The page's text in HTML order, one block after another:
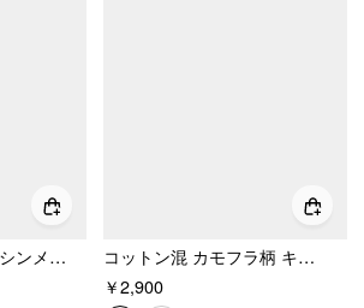
コットンブレンド アシンメトリーネック オーバーサイズ クロップT
コットン混 カモフラ柄 キャミソールトップ
￥2,900